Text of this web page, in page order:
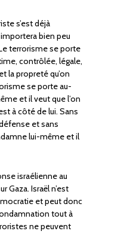
s’est déjà
bien peu
terrorisme se porte
contrôlée, légale,
la propreté qu’on
se porte au-
et il veut que l’on
à côté de lui. Sans
et sans
lui-même et il
israélienne au
Gaza. Israël n’est
et peut donc
tout à
ne peuvent